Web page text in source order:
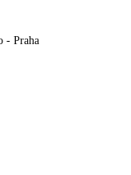
- Praha